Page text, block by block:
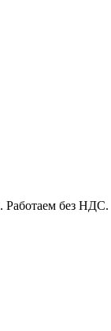
Работаем без НДС.